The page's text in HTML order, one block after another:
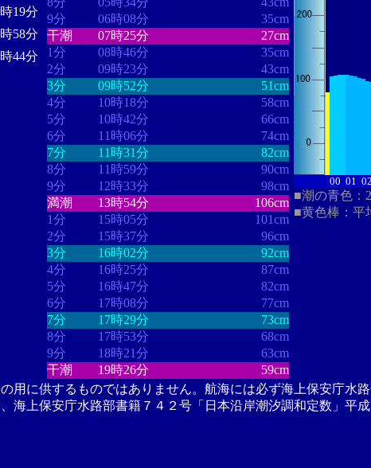
19分
58分
44分
9分
06時08分
35cm
干潮
07時25分
27cm
1分
08時46分
35cm
2分
09時23分
43cm
3分
09時52分
51cm
4分
10時18分
58cm
5分
10時42分
66cm
6分
11時06分
74cm
7分
11時31分
82cm
8分
11時59分
90cm
9分
12時33分
98cm
満潮
13時54分
106cm
1分
15時05分
101cm
2分
15時37分
96cm
3分
16時02分
92cm
4分
16時25分
87cm
5分
16時47分
82cm
6分
17時08分
77cm
7分
17時29分
73cm
8分
17時53分
68cm
9分
18時21分
63cm
干潮
19時26分 59cm
00 01 02
■潮の青色：
■黄色棒：平
用に供するものではありません。航海には必ず海上保安庁水
海上保安庁水路部書籍７４２号「日本沿岸潮汐調和定数」平